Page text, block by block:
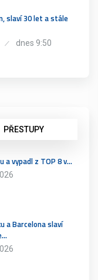
slaví 30 let a stále
dnes 9:50
PŘESTUPY
a vypadl z TOP 8 v…
a Barcelona slaví